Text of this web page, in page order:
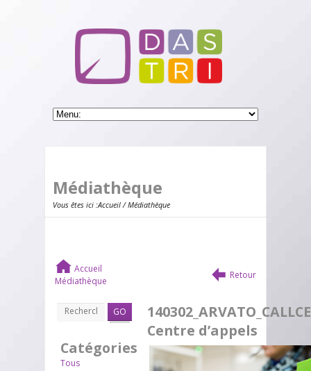
Médiathèque
Vous êtes ici :Accueil/ Médiathèque
Accueil
Médiathèque
Retour
GO
Catégories
Tous
Centre d’appels